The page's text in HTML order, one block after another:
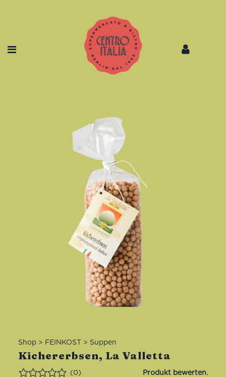
Shop> FEINKOST> Suppen
Kichererbsen, La Valletta
(0)